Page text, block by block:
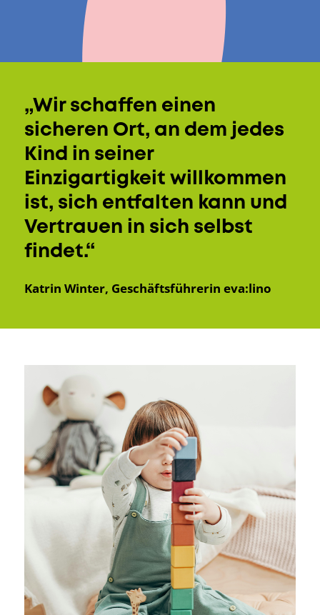
„Wir schaffen einen
sicheren Ort, an dem jedes
Kind in seiner
Einzigartigkeit willkommen
ist, sich entfalten kann und
Vertrauen in sich selbst
findet.“
Katrin Winter, Geschäftsführerin eva:lino